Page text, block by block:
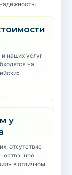
наших услуг
на
у
отсутствие
в отличном